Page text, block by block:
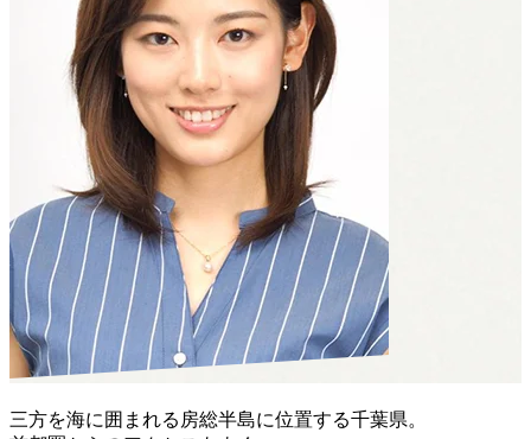
三方を海に囲まれる房総半島に位置する千葉県。